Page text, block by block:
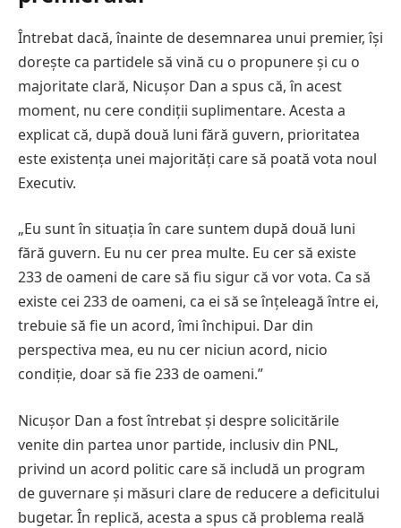
Întrebat dacă, înainte de desemnarea unui premier, își
dorește ca partidele să vină cu o propunere și cu o
majoritate clară, Nicușor Dan a spus că, în acest
moment, nu cere condiții suplimentare. Acesta a
explicat că, după două luni fără guvern, prioritatea
este existența unei majorități care să poată vota noul
Executiv.
„Eu sunt în situația în care suntem după două luni
fără guvern. Eu nu cer prea multe. Eu cer să existe
233 de oameni de care să fiu sigur că vor vota. Ca să
existe cei 233 de oameni, ca ei să se înțeleagă între ei,
trebuie să fie un acord, îmi închipui. Dar din
perspectiva mea, eu nu cer niciun acord, nicio
condiție, doar să fie 233 de oameni.”
Nicușor Dan a fost întrebat și despre solicitările
venite din partea unor partide, inclusiv din PNL,
privind un acord politic care să includă un program
de guvernare și măsuri clare de reducere a deficitului
bugetar. În replică, acesta a spus că problema reală